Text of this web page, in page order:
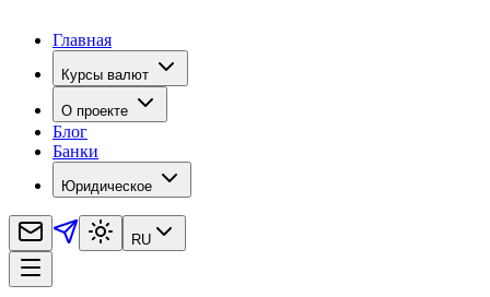
Главная
Курсы валют
О проекте
Блог
Банки
Юридическое
RU